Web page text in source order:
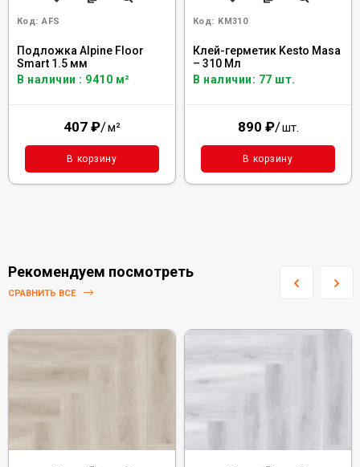
Код: AFS
Подложка Alpine Floor
Smart 1.5 мм
В наличии : 9410 м²
407 ₽/м²
В корзину
Код: KM310
Клей-герметик Kesto Masa
– 310 Мл
В наличии: 77 шт.
890 ₽/шт.
В корзину
Рекомендуем посмотреть
СРАВНИТЬ ВСЕ